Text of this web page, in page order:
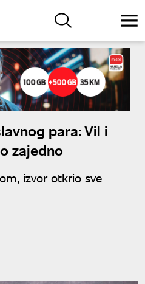
para: Vil i
zajedno
izvor otkrio sve